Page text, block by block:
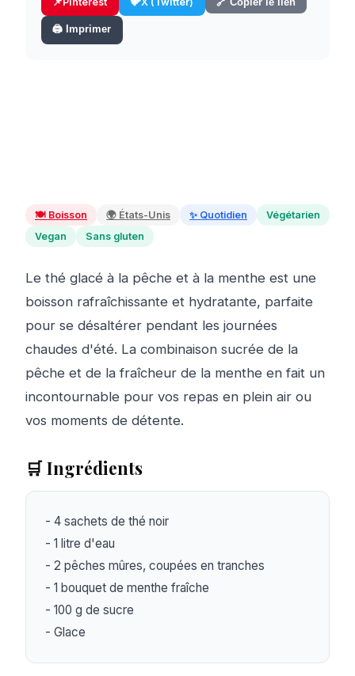
🖨️ Imprimer
🍽️ Boisson 🌍 États-Unis ✨ Quotidien
Végétarien
Vegan
Sans gluten
Le thé glacé à la pêche et à la menthe est une
boisson rafraîchissante et hydratante, parfaite
pour se désaltérer pendant les journées
chaudes d'été. La combinaison sucrée de la
pêche et de la fraîcheur de la menthe en fait un
incontournable pour vos repas en plein air ou
vos moments de détente.
🛒 Ingrédients
- 4 sachets de thé noir
- 1 litre d'eau
- 2 pêches mûres, coupées en tranches
- 1 bouquet de menthe fraîche
- 100 g de sucre
- Glace